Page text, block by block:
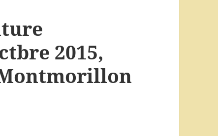
2015,